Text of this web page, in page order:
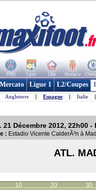
PSG Lyon Lille Monaco
Mercato Ligue 1 L2/Coupes
Angleterre | Espagne | Italie |
21 Décembre 2012, 22h00 -
: Estadio Vicente CalderÃ³n à
ATL.
10 20 30